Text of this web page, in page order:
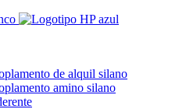
de alquil silano
amino silano